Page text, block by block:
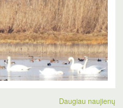
Daugiau naujienų